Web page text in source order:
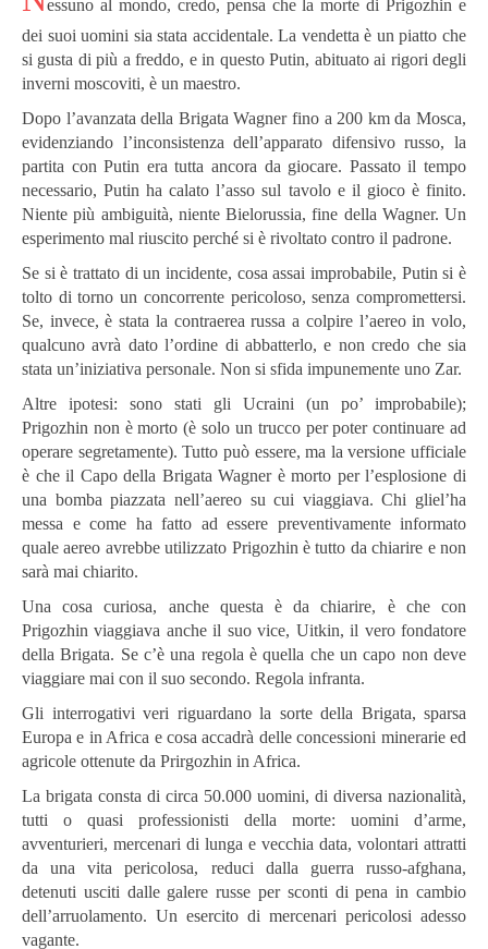
essuno al mondo, credo, pensa che la morte di Prigozhin e
dei suoi uomini sia stata accidentale. La vendetta è un piatto che
si gusta di più a freddo, e in questo Putin, abituato ai rigori degli
inverni moscoviti, è un maestro.
Dopo l’avanzata della Brigata Wagner fino a 200 km da Mosca,
evidenziando l’inconsistenza dell’apparato difensivo russo, la
partita con Putin era tutta ancora da giocare. Passato il tempo
necessario, Putin ha calato l’asso sul tavolo e il gioco è finito.
Niente più ambiguità, niente Bielorussia, fine della Wagner. Un
esperimento mal riuscito perché si è rivoltato contro il padrone.
Se si è trattato di un incidente, cosa assai improbabile, Putin si è
tolto di torno un concorrente pericoloso, senza compromettersi.
Se, invece, è stata la contraerea russa a colpire l’aereo in volo,
qualcuno avrà dato l’ordine di abbatterlo, e non credo che sia
stata un’iniziativa personale. Non si sfida impunemente uno Zar.
Altre ipotesi: sono stati gli Ucraini (un po’ improbabile);
Prigozhin non è morto (è solo un trucco per poter continuare ad
operare segretamente). Tutto può essere, ma la versione ufficiale
è che il Capo della Brigata Wagner è morto per l’esplosione di
una bomba piazzata nell’aereo su cui viaggiava. Chi gliel’ha
messa e come ha fatto ad essere preventivamente informato
quale aereo avrebbe utilizzato Prigozhin è tutto da chiarire e non
sarà mai chiarito.
Una cosa curiosa, anche questa è da chiarire, è che con
Prigozhin viaggiava anche il suo vice, Uitkin, il vero fondatore
della Brigata. Se c’è una regola è quella che un capo non deve
viaggiare mai con il suo secondo. Regola infranta.
Gli interrogativi veri riguardano la sorte della Brigata, sparsa
Europa e in Africa e cosa accadrà delle concessioni minerarie ed
agricole ottenute da Prirgozhin in Africa.
La brigata consta di circa 50.000 uomini, di diversa nazionalità,
tutti o quasi professionisti della morte: uomini d’arme,
avventurieri, mercenari di lunga e vecchia data, volontari attratti
da una vita pericolosa, reduci dalla guerra russo-afghana,
detenuti usciti dalle galere russe per sconti di pena in cambio
dell’arruolamento. Un esercito di mercenari pericolosi adesso
vagante.